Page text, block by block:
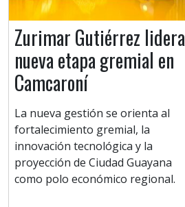
Zurimar Gutiérrez lidera
nueva etapa gremial en
Camcaroní
La nueva gestión se orienta al
fortalecimiento gremial, la
innovación tecnológica y la
proyección de Ciudad Guayana
como polo económico regional.